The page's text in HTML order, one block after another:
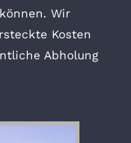
Wir
Kosten
Abholung